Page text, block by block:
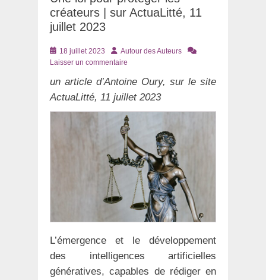
créateurs | sur ActuaLitté, 11
juillet 2023
Posté
le
18 juillet 2023 AuteurAutour des Auteurs
Laisser un commentaire
un article d’Antoine Oury, sur le site
ActuaLitté, 11 juillet 2023
L’émergence et le développement
des intelligences artificielles
génératives, capables de rédiger en